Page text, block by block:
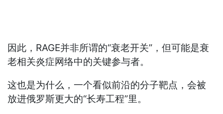
因此，RAGE并非所谓的“衰老开关”，但可能是衰
老相关炎症网络中的关键参与者。
这也是为什么，一个看似前沿的分子靶点，会被
放进俄罗斯更大的“长寿工程”里。